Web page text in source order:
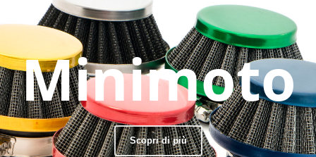
Minimoto
Scopri di più